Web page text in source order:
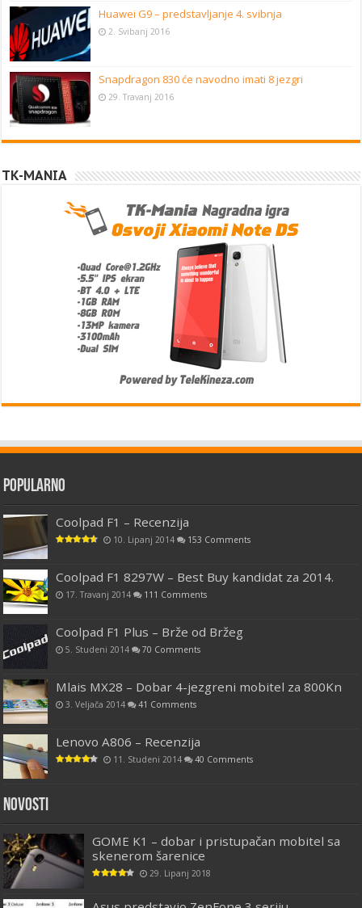
Huawei G9 – predstavljanje 4. svibnja
2. Svibanj 2016
Snapdragon 830 će navodno imati 8 jezgri
29. Travanj 2016
TK-MANIA
Popularno
Coolpad F1 – Recenzija
10. Lipanj 2014 153 Comments
Coolpad F1 8297W – Best Buy kandidat za 2014.
17. Travanj 2014 111 Comments
Coolpad F1 Plus – Brže od Bržeg
5. Studeni 2014 70 Comments
Mlais MX28 – Dobar 4-jezgreni mobitel za 800Kn
3. Veljača 2014 41 Comments
Lenovo A806 – Recenzija
11. Studeni 2014 40 Comments
Novosti
GOME K1 – dobar i pristupačan mobitel sa
skenerom šarenice
29. Lipanj 2018